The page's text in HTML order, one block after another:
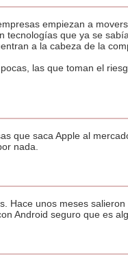
empiezan a
que ya se
a la cabeza de la
las que toman el
que saca Apple al
nada.
Hace unos meses
Android seguro que es